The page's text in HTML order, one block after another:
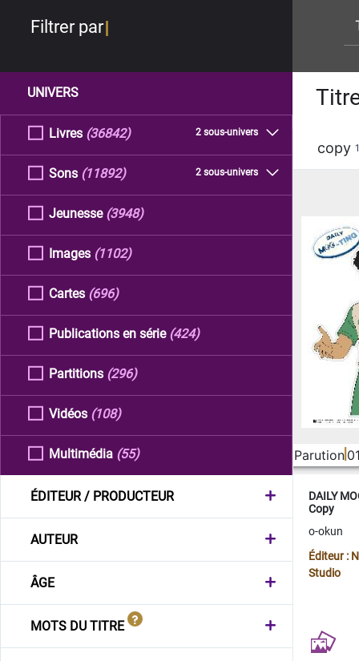
Filtrer par
UNIVERS
Livres 2 sous-univers
(36842)
Sons 2 sous-univers
(11892)
Jeunesse (3948)
Images (1102)
Cartes (696)
Publications en série (424)
Partitions (296)
Vidéos (108)
Multimédia (55)
ÉDITEUR / PRODUCTEUR
AUTEUR
ÂGE
MOTS DU TITRE
copy
Parution
DAILY
Copy
o-okun
Éditeur :
Studio